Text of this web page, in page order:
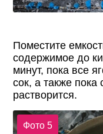
Поместите
содержимое до
минут, пока все
сок, а также
растворится.
Фото 5